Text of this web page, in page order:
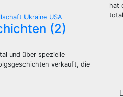
Ukraine USA
(2)
und über spezielle
verkauft, die
hat